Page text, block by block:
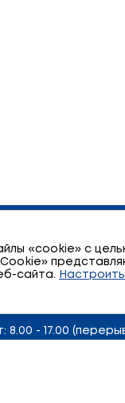
г. Орша,
216 42-00-81 (факс)
- 17.00 (перерыв
«cookie» с
сайта.
Настроить